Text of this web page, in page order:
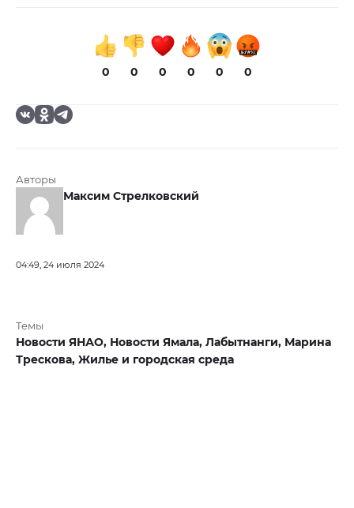
0 0 0 0 0 0
Авторы
Максим Стрелковский
04:49, 24 июля 2024
Темы
Новости ЯНАО, Новости Ямала, Лабытнанги, Марина
Трескова, Жилье и городская среда